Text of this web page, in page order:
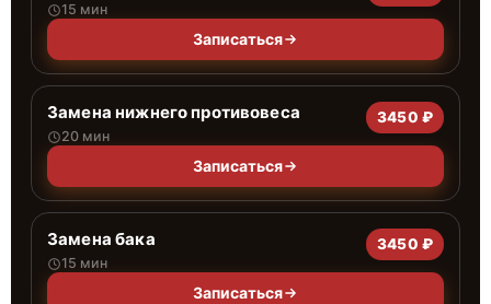
15 мин
Записаться
Замена нижнего противовеса
20 мин
3450 ₽
Записаться
Замена бака
15 мин
3450 ₽
Записаться